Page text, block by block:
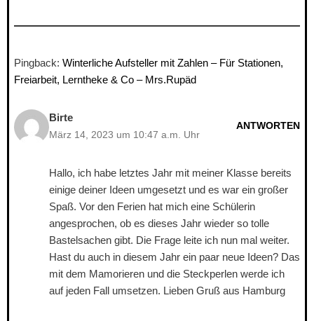
Pingback: Winterliche Aufsteller mit Zahlen – Für Stationen,
Freiarbeit, Lerntheke & Co – Mrs.Rupäd
Birte
März 14, 2023 um 10:47 a.m. Uhr
ANTWORTEN
Hallo, ich habe letztes Jahr mit meiner Klasse bereits
einige deiner Ideen umgesetzt und es war ein großer
Spaß. Vor den Ferien hat mich eine Schülerin
angesprochen, ob es dieses Jahr wieder so tolle
Bastelsachen gibt. Die Frage leite ich nun mal weiter.
Hast du auch in diesem Jahr ein paar neue Ideen? Das
mit dem Mamorieren und die Steckperlen werde ich
auf jeden Fall umsetzen. Lieben Gruß aus Hamburg